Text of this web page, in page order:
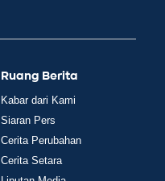
Ruang Berita
Kabar dari Kami
Siaran Pers
Cerita Perubahan
Cerita Setara